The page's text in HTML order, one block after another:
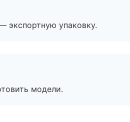
экспортную упаковку.
модели.